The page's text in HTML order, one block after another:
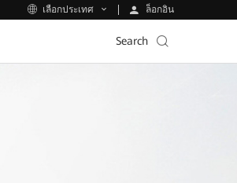
เลือกประเทศ ล็อกอิน
Search